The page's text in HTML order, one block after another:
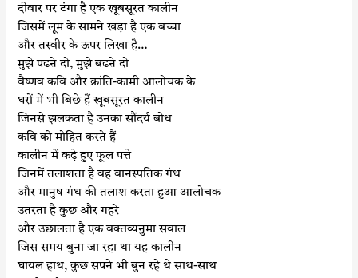
दीवार पर टंगा है एक खूबसूरत कालीन
जिसमें लूम के सामने खड़ा है एक बच्चा
और तस्वीर के ऊपर लिखा है…
मुझे पढऩे दो, मुझे बढऩे दो
वैष्णव कवि और क्रांति-कामी आलोचक के
घरों में भी बिछे हैं खूबसूरत कालीन
जिनसे झलकता है उनका सौंदर्य बोध
कवि को मोहित करते हैं
कालीन में कढ़े हुए फूल पत्ते
जिनमें तलाशता है वह वानस्पतिक गंध
और मानुष गंध की तलाश करता हुआ आलोचक
उतरता है कुछ और गहरे
और उछालता है एक वक्तव्यनुमा सवाल
जिस समय बुना जा रहा था यह कालीन
घायल हाथ, कुछ सपने भी बुन रहे थे साथ-साथ